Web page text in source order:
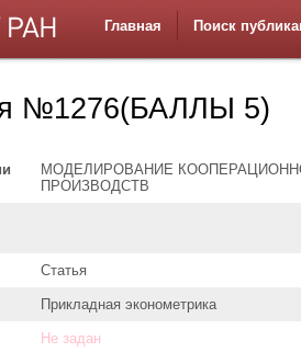
Главная Поиск
№1276(БАЛЛЫ 5)
МОДЕЛИРОВАНИЕ
ПРОИЗВОДСТВ
Статья
Прикладная эконометрика
Не задан